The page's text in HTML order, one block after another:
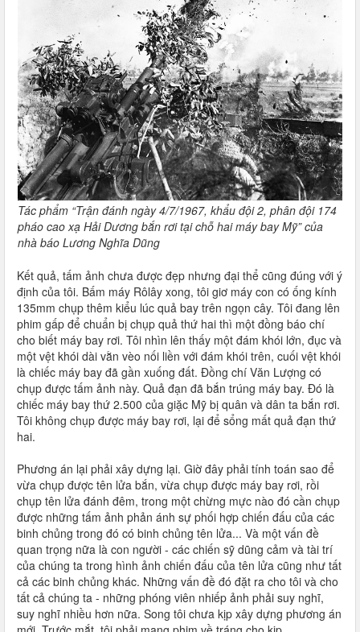
Tác phẩm “Trận đánh ngày 4/7/1967, khẩu đội 2, phân đội 174
pháo cao xạ Hải Dương bắn rơi tại chỗ hai máy bay Mỹ” của
nhà báo Lương Nghĩa Dũng
Kết quả, tấm ảnh chưa được đẹp nhưng đại thể cũng đúng với ý
định của tôi. Bấm máy Rôlây xong, tôi giơ máy con có ống kính
135mm chụp thêm kiểu lúc quả bay trên ngọn cây. Tôi đang lên
phim gấp để chuẩn bị chụp quả thứ hai thì một đồng báo chí
cho biết máy bay rơi. Tôi nhìn lên thấy một đám khói lớn, đục và
một vệt khói dài vằn vèo nối liền với đám khói trên, cuối vệt khói
là chiếc máy bay đã gần xuống đất. Đồng chí Văn Lượng có
chụp được tấm ảnh này. Quả đạn đã bắn trúng máy bay. Đó là
chiếc máy bay thứ 2.500 của giặc Mỹ bị quân và dân ta bắn rơi.
Tôi không chụp được máy bay rơi, lại để sổng mất quả đạn thứ
hai.
Phương án lại phải xây dựng lại. Giờ đây phải tính toán sao để
vừa chụp được tên lửa bắn, vừa chụp được máy bay rơi, rồi
chụp tên lửa đánh đêm, trong một chừng mực nào đó cần chụp
được những tấm ảnh phản ánh sự phối hợp chiến đấu của các
binh chủng trong đó có binh chủng tên lửa... Và một vấn đề
quan trọng nữa là con người - các chiến sỹ dũng cảm và tài trí
của chúng ta trong hình ảnh chiến đấu của tên lửa cũng như tất
cả các binh chủng khác. Những vấn đề đó đặt ra cho tôi và cho
tất cả chúng ta - những phóng viên nhiếp ảnh phải suy nghĩ,
suy nghĩ nhiều hơn nữa. Song tôi chưa kịp xây dựng phương án